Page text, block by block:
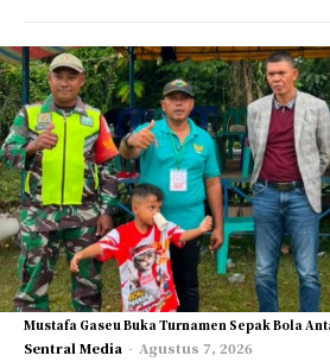
Mustafa Gaseu Buka Turnamen Sepak Bola
Sentral Media - Agustus 7, 2026